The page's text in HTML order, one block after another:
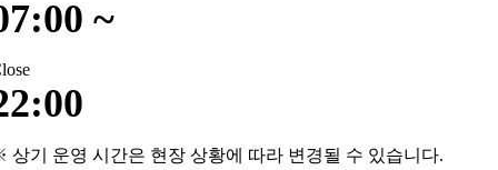
~
상기 운영 시간은 현장 상황에 따라 변경될 수 있습니다.